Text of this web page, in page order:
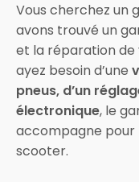
Vous cherchez un
avons trouvé un
et la réparation de
ayez besoin d’une
pneus, d’un
électronique, le
accompagne pour
scooter.